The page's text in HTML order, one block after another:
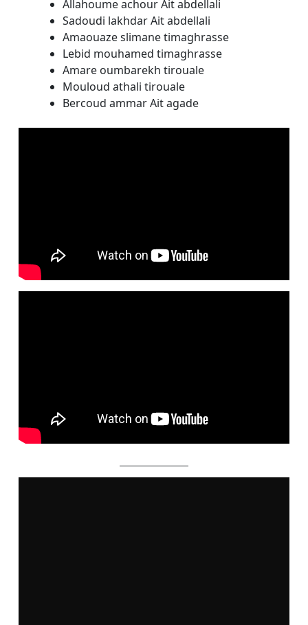
Allahoume achour Ait abdellali
Sadoudi lakhdar Ait abdellali
Amaouaze slimane timaghrasse
Lebid mouhamed timaghrasse
Amare oumbarekh tirouale
Mouloud athali tirouale
Bercoud ammar Ait agade